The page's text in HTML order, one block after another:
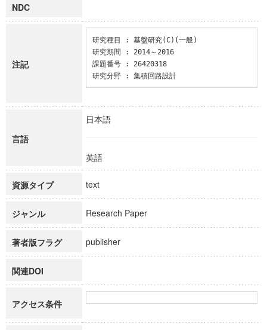
NDC
注記
研究種目 : 基盤研究(C)(一般)
研究期間 : 2014～2016
課題番号 : 26420318
研究分野 : 集積回路設計
言語
日本語
英語
資源タイプ text
ジャンル Research Paper
著者版フラグ publisher
関連DOI
アクセス条件